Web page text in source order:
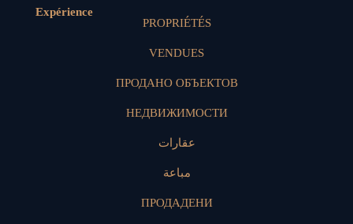
Expérience
PROPRIÉTÉS
VENDUES
ПРОДАНО ОБЪЕКТОВ
НЕДВИЖИМОСТИ
عقارات
مباعة
ПРОДАДЕНИ